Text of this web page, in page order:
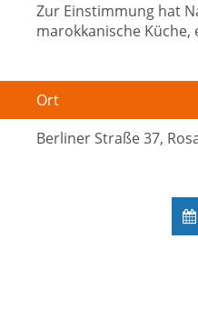
Zur Einstimmung hat
marokkanische
Ort
Berliner Straße 37,